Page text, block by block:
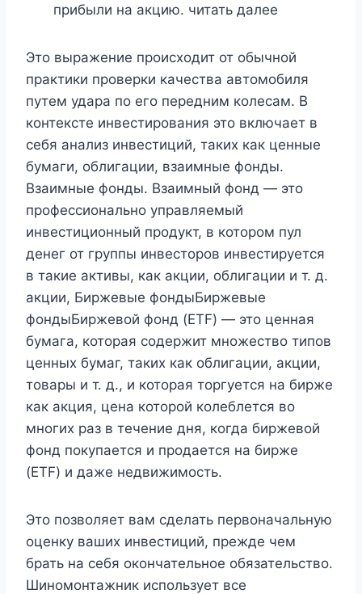
прибыли на акцию. читать далее
Это выражение происходит от обычной
практики проверки качества автомобиля
путем удара по его передним колесам. В
контексте инвестирования это включает в
себя анализ инвестиций, таких как ценные
бумаги, облигации, взаимные фонды.
Взаимные фонды. Взаимный фонд — это
профессионально управляемый
инвестиционный продукт, в котором пул
денег от группы инвесторов инвестируется
в такие активы, как акции, облигации и т. д.
акции, Биржевые фондыБиржевые
фондыБиржевой фонд (ETF) — это ценная
бумага, которая содержит множество типов
ценных бумаг, таких как облигации, акции,
товары и т. д., и которая торгуется на бирже
как акция, цена которой колеблется во
многих раз в течение дня, когда биржевой
фонд покупается и продается на бирже
(ETF) и даже недвижимость.
Это позволяет вам сделать первоначальную
оценку ваших инвестиций, прежде чем
брать на себя окончательное обязательство.
Шиномонтажник использует все